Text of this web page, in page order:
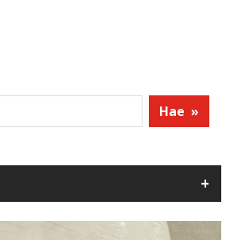
Hae »